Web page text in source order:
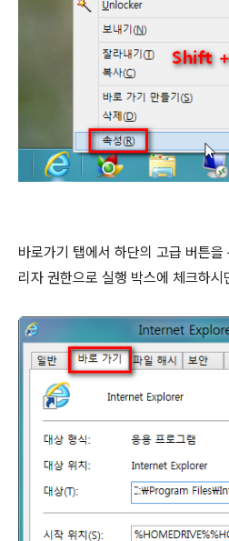
바로가기 탭에서 하단의 고급 버튼
리자 권한으로 실행 박스에 체크하시